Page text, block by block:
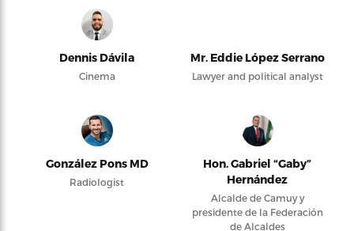
Dennis Dávila
Cinema
Mr. Eddie López Serrano
Lawyer and political analyst
González Pons MD
Radiologist
Hon. Gabriel “Gaby”
Hernández
Alcalde de Camuy y
presidente de la Federación
de Alcaldes